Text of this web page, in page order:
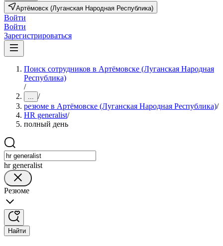
Артёмовск (Луганская Народная Республика)
Войти
Войти
Зарегистрироваться
Поиск сотрудников в Артёмовске (Луганская Народная
Республика)
/
... /
резюме в Артёмовске (Луганская Народная Республика)/
HR generalist/
полный день
hr generalist
Резюме
Найти